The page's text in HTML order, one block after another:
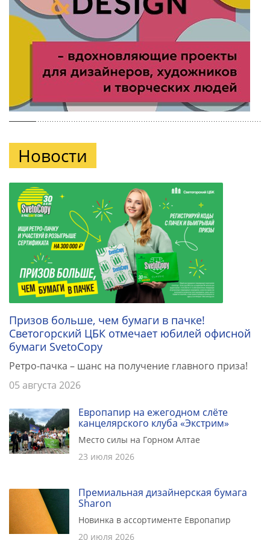
Новости
Призов больше, чем бумаги в пачке!
Светогорский ЦБК отмечает юбилей офисной
бумаги SvetoCopy
Ретро-пачка – шанс на получение главного приза!
05 августа 2026
Европапир на ежегодном слёте
канцелярского клуба «Экстрим»
Место силы на Горном Алтае
23 июля 2026
Премиальная дизайнерская бумага
Sharon
Новинка в ассортименте Европапир
20 июля 2026